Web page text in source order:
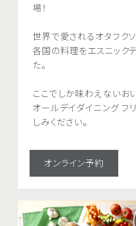
場！
世界で愛されるオタフクソ
各国の料理をエスニック
た。
ここでしか味わえないおい
オールデイダイニング フ
しみください。
オンライン予約